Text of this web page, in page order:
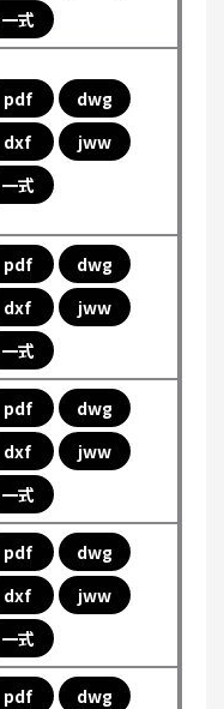
一式
pdf
dwg
dxf
jww
一式
pdf
dwg
dxf
jww
一式
pdf
dwg
dxf
jww
一式
pdf
dwg
dxf
jww
一式
pdf
dwg